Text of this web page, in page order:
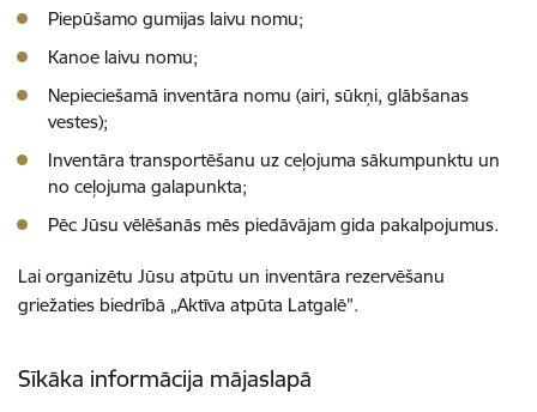
Piepūšamo gumijas laivu nomu;
Kanoe laivu nomu;
Nepieciešamā inventāra nomu (airi, sūkņi, glābšanas
vestes);
Inventāra transportēšanu uz ceļojuma sākumpunktu un
no ceļojuma galapunkta;
Pēc Jūsu vēlēšanās mēs piedāvājam gida pakalpojumus.
Lai organizētu Jūsu atpūtu un inventāra rezervēšanu
griežaties biedrībā „Aktīva atpūta Latgalē”.
Sīkāka informācija mājaslapā